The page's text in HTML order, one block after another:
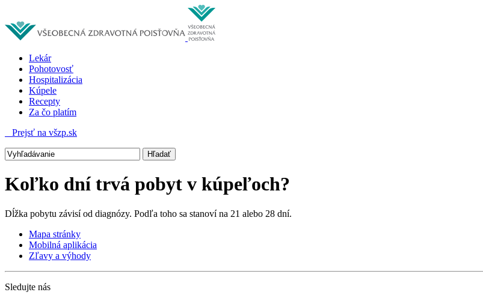
Lekár
Pohotovosť
Hospitalizácia
Kúpele
Recepty
Za čo platím
Prejsť na všzp.sk
Koľko dní trvá pobyt v kúpeľoch?
Dĺžka pobytu závisí od diagnózy. Podľa toho sa stanoví na 21 alebo 28 dní.
Mapa stránky
Mobilná aplikácia
Zľavy a výhody
Sledujte nás